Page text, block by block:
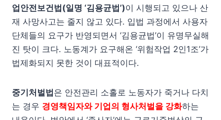
업안전보건법(일명 ‘김용균법’)이 시행되고 있으나 산
재 사망사고는 줄지 않고 있다. 입법 과정에서 사용자
단체들의 요구가 반영되면서 ‘김용균법’이 유명무실해
진 탓이 크다. 노동계가 요구해온 ‘위험작업 2인1조’가
법제화되지 못한 것이 대표적이다.
중기처벌법 은 안전관리 소홀로 노동자가 죽거나 다치
는 경우 경영책임자와 기업의 형사처벌을 강화하는